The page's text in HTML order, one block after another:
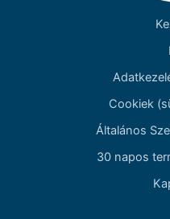
Cookiek
Általános
30 napos